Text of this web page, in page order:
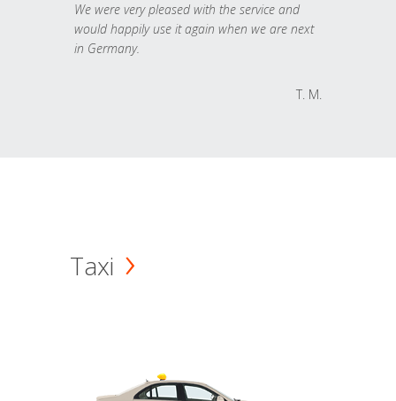
We were very pleased with the service and
would happily use it again when we are next
in Germany.
T. M.
Taxi